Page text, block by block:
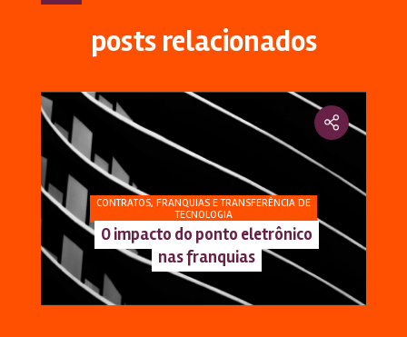
posts relacionados
CONTRATOS, FRANQUIAS E TRANSFERÊNCIA DE
TECNOLOGIA
O impacto do ponto eletrônico
nas franquias